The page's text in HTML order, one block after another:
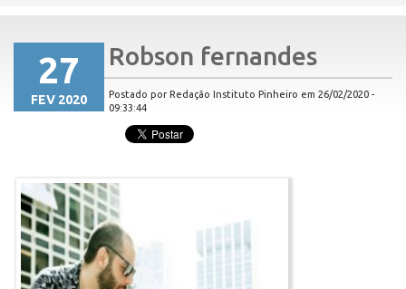
27
FEV 2020
Robson fernandes
Postado por Redação Instituto Pinheiro em 26/02/2020 -
09:33:44